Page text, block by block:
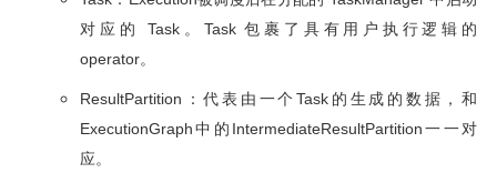
对应的 Task。Task 包裹了具有用户执行逻辑的
operator。
ResultPartition：代表由一个Task的生成的数据，和
ExecutionGraph中的IntermediateResultPartition一一对
应。